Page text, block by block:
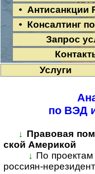
• Антисанкции
• Консалтинг
Запрос
Услуги
по ВЭД
↓ Правовая
ской Аме­рикой
↓ По
рос­си­ян-­